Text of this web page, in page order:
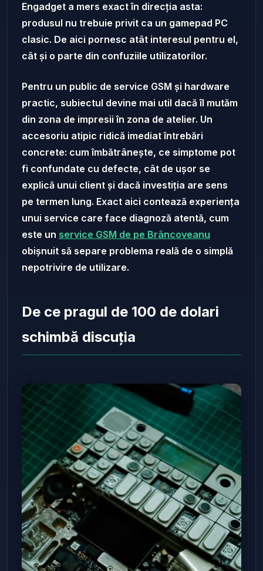
Engadget a mers exact în direcția asta:
produsul nu trebuie privit ca un gamepad PC
clasic. De aici pornesc atât interesul pentru el,
cât și o parte din confuziile utilizatorilor.
Pentru un public de service GSM și hardware
practic, subiectul devine mai util dacă îl mutăm
din zona de impresii în zona de atelier. Un
accesoriu atipic ridică imediat întrebări
concrete: cum îmbătrânește, ce simptome pot
fi confundate cu defecte, cât de ușor se
explică unui client și dacă investiția are sens
pe termen lung. Exact aici contează experiența
unui service care face diagnoză atentă, cum
este un service GSM de pe Brâncoveanu
obișnuit să separe problema reală de o simplă
nepotrivire de utilizare.
De ce pragul de 100 de dolari
schimbă discuția